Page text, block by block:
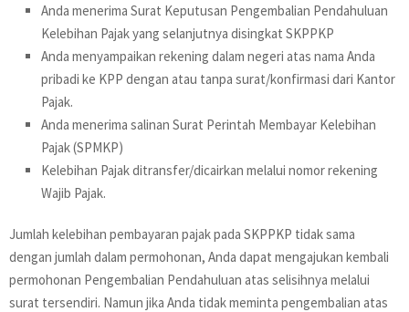
Anda menerima Surat Keputusan Pengembalian Pendahuluan
Kelebihan Pajak yang selanjutnya disingkat SKPPKP
Anda menyampaikan rekening dalam negeri atas nama Anda
pribadi ke KPP dengan atau tanpa surat/konfirmasi dari Kantor
Pajak.
Anda menerima salinan Surat Perintah Membayar Kelebihan
Pajak (SPMKP)
Kelebihan Pajak ditransfer/dicairkan melalui nomor rekening
Wajib Pajak.
Jumlah kelebihan pembayaran pajak pada SKPPKP tidak sama
dengan jumlah dalam permohonan, Anda dapat mengajukan kembali
permohonan Pengembalian Pendahuluan atas selisihnya melalui
surat tersendiri. Namun jika Anda tidak meminta pengembalian atas